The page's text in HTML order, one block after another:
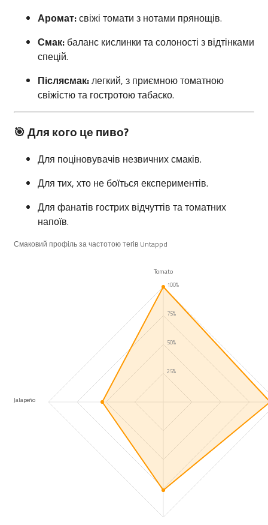
Аромат:свіжі томати з нотами прянощів.
Смак: баланс кислинки та солоності з відтінками
спецій.
Післясмак:легкий, з приємною томатною
свіжістю та гостротою табаско.
🎯 Для кого це пиво?
Для поціновувачів незвичних смаків.
Для тих, хто не боїться експериментів.
Для фанатів гострих відчуттів та томатних
напоїв.
Смаковий профіль за частотою тегів Untappd
25%
50%
75%
100%
Tomato
Jalapeño